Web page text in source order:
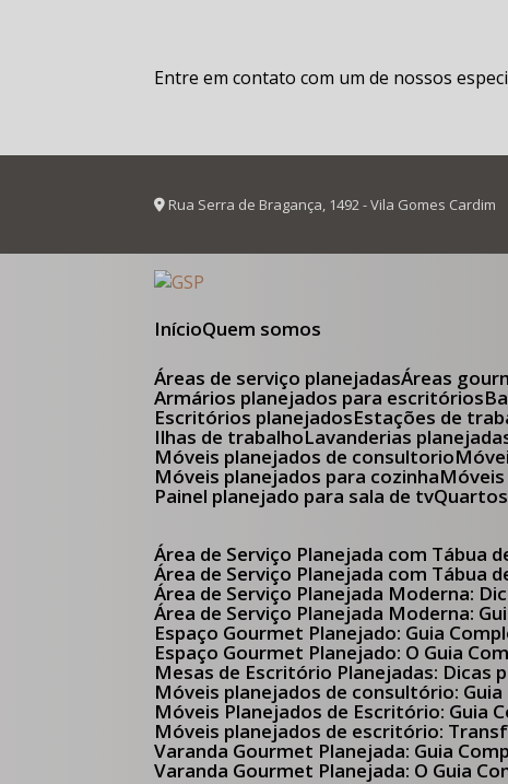
Entre em contato com um de nossos
Rua Serra de Bragança, 1492 - Vila Gomes Cardim
Início Quem somos
Áreas de serviço planejadas Áreas
Armários planejados para escritórios
Escritórios planejados Estações de
Ilhas de trabalho Lavanderias
Móveis planejados de consultorio
Móveis planejados para cozinha
Painel planejado para sala de tv
Área de Serviço Planejada com Tábua
Área de Serviço Planejada com Tábua
Área de Serviço Planejada Moderna:
Área de Serviço Planejada Moderna:
Espaço Gourmet Planejado: Guia
Espaço Gourmet Planejado: O Guia
Mesas de Escritório Planejadas: Dicas
Móveis planejados de consultório:
Móveis Planejados de Escritório:
Móveis planejados de escritório:
Varanda Gourmet Planejada: Guia
Varanda Gourmet Planejada: O Guia